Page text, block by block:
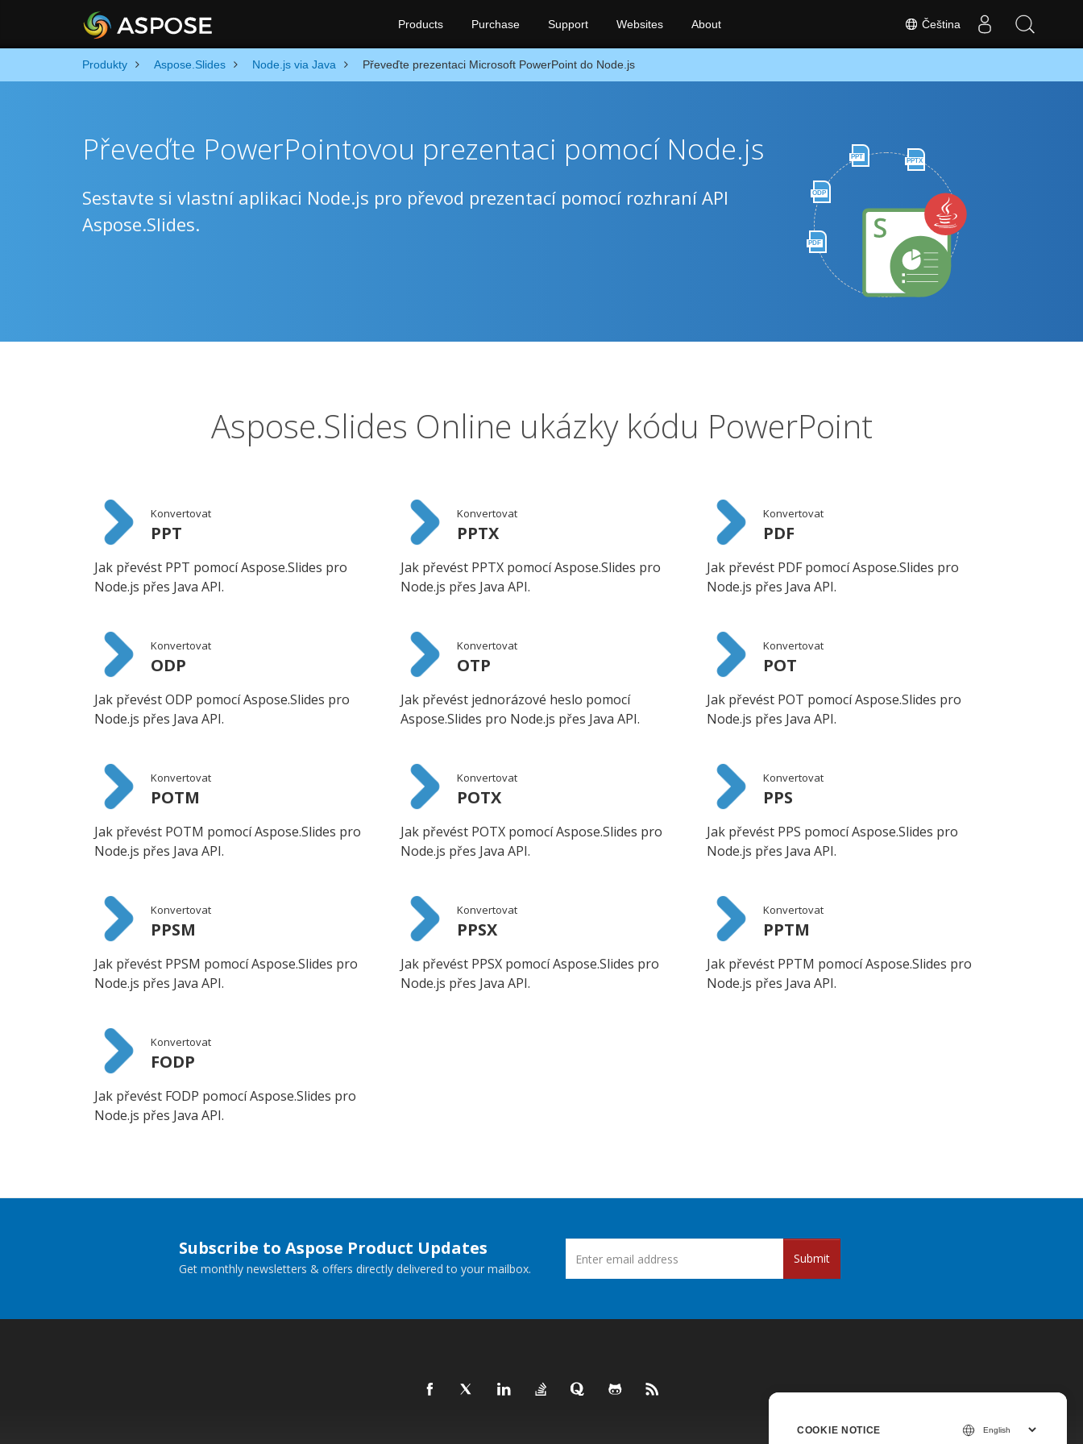
Čeština
Products Purchase Support Websites About
Produkty Aspose.Slides Node.js via Java Převeďte prezentaci Microsoft PowerPoint do Node.js
PPT
PPTX
ODP
PDF
Převeďte PowerPointovou prezentaci pomocí Node.js
Sestavte si vlastní aplikaci Node.js pro převod prezentací pomocí rozhraní API
Aspose.Slides.
Aspose.Slides Online ukázky kódu PowerPoint
Konvertovat
PPT
Jak převést PPT pomocí Aspose.Slides pro
Node.js přes Java API.
Konvertovat
PPTX
Jak převést PPTX pomocí Aspose.Slides pro
Node.js přes Java API.
Konvertovat
PDF
Jak převést PDF pomocí Aspose.Slides pro
Node.js přes Java API.
Konvertovat
ODP
Jak převést ODP pomocí Aspose.Slides pro
Node.js přes Java API.
Konvertovat
OTP
Jak převést jednorázové heslo pomocí
Aspose.Slides pro Node.js přes Java API.
Konvertovat
POT
Jak převést POT pomocí Aspose.Slides pro
Node.js přes Java API.
Konvertovat
POTM
Jak převést POTM pomocí Aspose.Slides pro
Node.js přes Java API.
Konvertovat
POTX
Jak převést POTX pomocí Aspose.Slides pro
Node.js přes Java API.
Konvertovat
PPS
Jak převést PPS pomocí Aspose.Slides pro
Node.js přes Java API.
Konvertovat
PPSM
Jak převést PPSM pomocí Aspose.Slides pro
Node.js přes Java API.
Konvertovat
PPSX
Jak převést PPSX pomocí Aspose.Slides pro
Node.js přes Java API.
Konvertovat
PPTM
Jak převést PPTM pomocí Aspose.Slides pro
Node.js přes Java API.
Konvertovat
FODP
Jak převést FODP pomocí Aspose.Slides pro
Node.js přes Java API.
Subscribe to Aspose Product Updates
Get monthly newsletters & offers directly delivered to your mailbox.
Submit
COOKIE NOTICE